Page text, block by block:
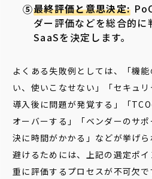
最終評価と意思決定:
ダー評価などを総合的に
SaaSを決定します。
よくある失敗例としては、「機
い、使いこなせない」「セキュリ
導入後に問題が発覚する」「
オーバーする」「ベンダーのサ
決に時間がかかる」などが挙げ
避けるためには、上記の選定ポ
重に評価するプロセスが不可欠で